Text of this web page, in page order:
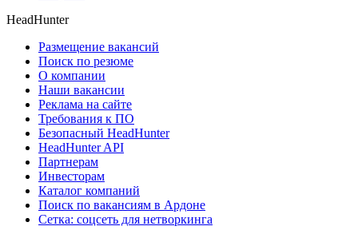
HeadHunter
Размещение вакансий
Поиск по резюме
О компании
Наши вакансии
Реклама на сайте
Требования к ПО
Безопасный HeadHunter
HeadHunter API
Партнерам
Инвесторам
Каталог компаний
Поиск по вакансиям в Ардоне
Сетка: соцсеть для нетворкинга